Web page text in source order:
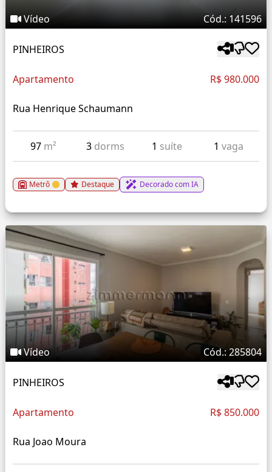
Vídeo Cód.: 141596
PINHEIROS
Apartamento R$ 980.000
Rua Henrique Schaumann
97 m² 3 dorms 1 suíte 1 vaga
Metrô Destaque Decorado com IA
Vídeo Cód.: 285804
PINHEIROS
Apartamento R$ 850.000
Rua Joao Moura